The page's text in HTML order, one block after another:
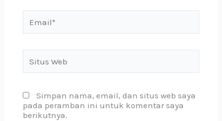
Web
Simpan nama, email, dan situs web saya
pada peramban ini untuk komentar saya
berikutnya.